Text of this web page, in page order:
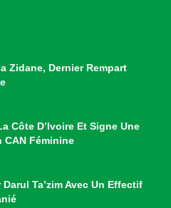
Zidane, Dernier Rempart
Côte D’Ivoire Et Signe Une
CAN Féminine
Ta’zim Avec Un Effectif